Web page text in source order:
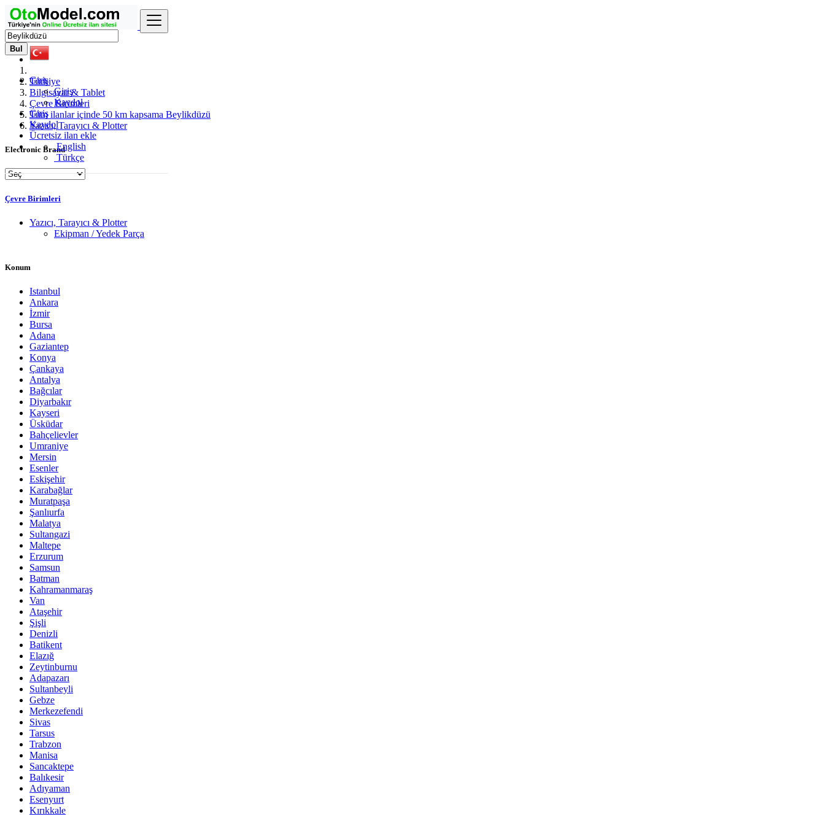
Giriş
Giriş
Kaydol
Giriş
Kaydol
Ücretsiz ilan ekle
English
Türkçe
Bul
Türkiye
Bilgisayar & Tablet
Çevre Birimleri
Tüm ilanlar içinde 50 km kapsama Beylikdüzü
Yazıcı, Tarayıcı & Plotter
Electronic Brand
Çevre Birimleri
Yazıcı, Tarayıcı & Plotter
Ekipman / Yedek Parça
Konum
Istanbul
Ankara
İzmir
Bursa
Adana
Gaziantep
Konya
Çankaya
Antalya
Bağcılar
Diyarbakır
Kayseri
Üsküdar
Bahçelievler
Umraniye
Mersin
Esenler
Eskişehir
Karabağlar
Muratpaşa
Şanlıurfa
Malatya
Sultangazi
Maltepe
Erzurum
Samsun
Batman
Kahramanmaraş
Van
Ataşehir
Şişli
Denizli
Batikent
Elazığ
Zeytinburnu
Adapazarı
Sultanbeyli
Gebze
Merkezefendi
Sivas
Tarsus
Trabzon
Manisa
Sancaktepe
Balıkesir
Adıyaman
Esenyurt
Kırıkkale